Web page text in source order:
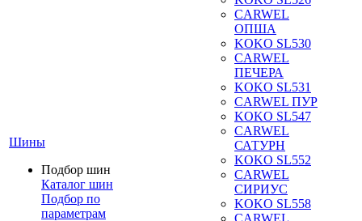
Шины
Подбор шин
Каталог шин
Подбор по
параметрам
CARWEL
ОПША
KOKO SL530
CARWEL
ПЕЧЕРА
KOKO SL531
CARWEL ПУР
KOKO SL547
CARWEL
САТУРН
KOKO SL552
CARWEL
СИРИУС
KOKO SL558
CARWEL